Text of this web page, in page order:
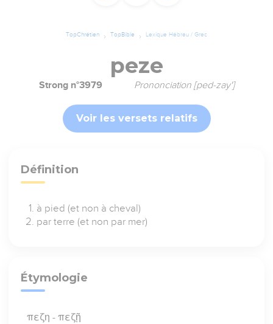
TopChrétien TopBible Lexique Hébreu / Grec
peze
Strong n°3979 Prononciation [ped-zay']
Voir les versets relatifs
Définition
à pied (et non à cheval)
par terre (et non par mer)
Étymologie
πεζη - πεζῇ